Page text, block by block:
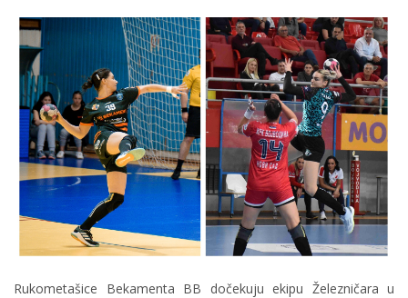
Rukometašice Bekamenta BB dočekuju ekipu Železničara u